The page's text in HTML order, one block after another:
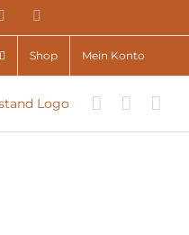
Instagram
Shop Mein Konto